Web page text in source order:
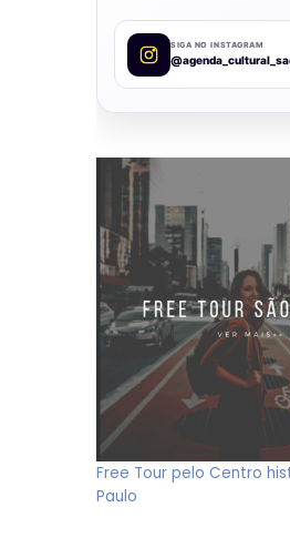
SIGA NO INSTAGRAM
Free Tour pelo Centro
Paulo